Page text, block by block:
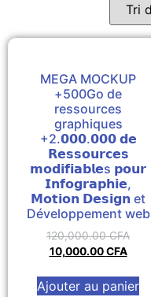
MEGA MOCKUP
+500Go de
ressources
graphiques
+2.𝟬𝟬𝟬.𝟬𝟬𝟬 𝗱𝗲
𝗥𝗲𝘀𝘀𝗼𝘂𝗿𝗰𝗲𝘀
𝗺𝗼𝗱𝗶𝗳𝗶𝗮𝗯𝗹𝗲s 𝗽𝗼𝘂𝗿
𝗜𝗻𝗳𝗼𝗴𝗿𝗮𝗽𝗵𝗶𝗲,
𝗠𝗼𝘁𝗶𝗼𝗻 𝗗𝗲𝘀𝗶𝗴𝗻 et
Développement web
120,000.00CFA
10,000.00CFA
Ajouter au panier